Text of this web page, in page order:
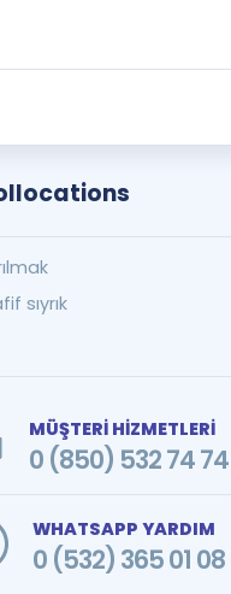
sıyrık
MÜŞTERİ HİZMETLERİ
0 (850) 532 74 74
WHATSAPP YARDIM
0 (532) 365 01 08